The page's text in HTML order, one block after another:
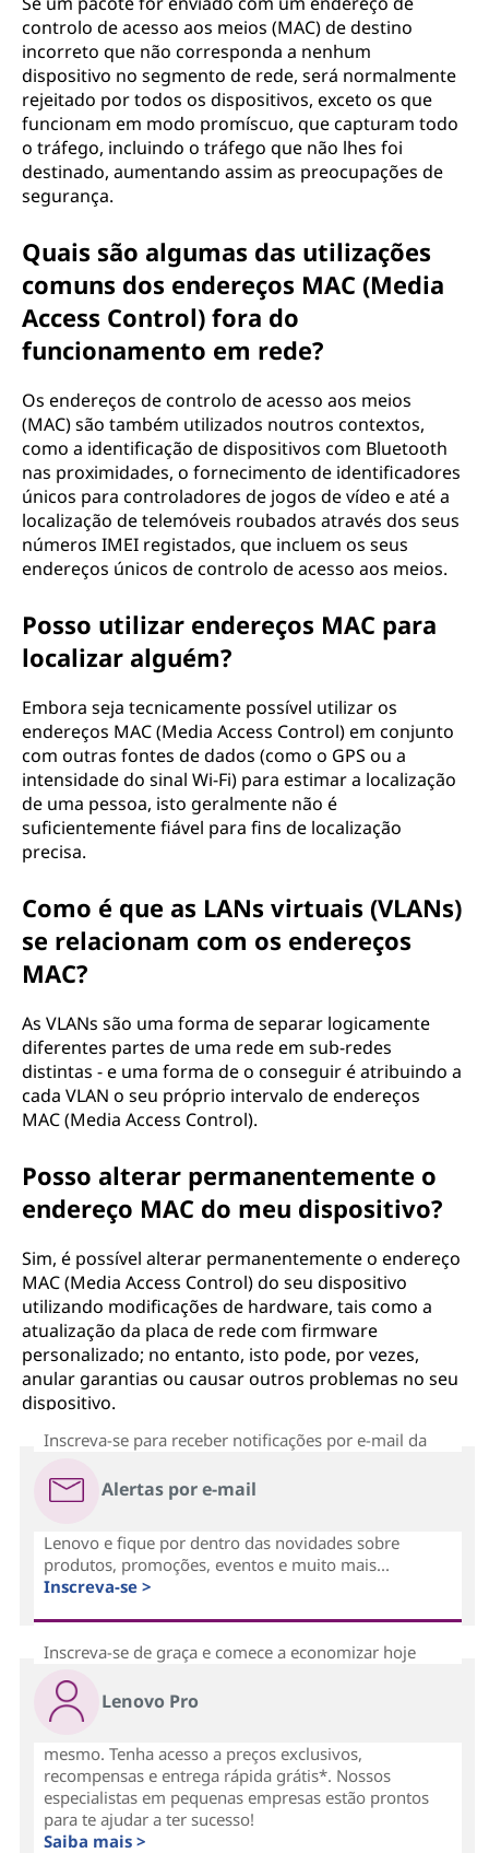
controlo de acesso aos meios (MAC) de destino
incorreto que não corresponda a nenhum
dispositivo no segmento de rede, será normalmente
rejeitado por todos os dispositivos, exceto os que
funcionam em modo promíscuo, que capturam todo
o tráfego, incluindo o tráfego que não lhes foi
destinado, aumentando assim as preocupações de
segurança.
Quais são algumas das utilizações
comuns dos endereços MAC (Media
Access Control) fora do
funcionamento em rede?
Os endereços de controlo de acesso aos meios
(MAC) são também utilizados noutros contextos,
como a identificação de dispositivos com Bluetooth
nas proximidades, o fornecimento de identificadores
únicos para controladores de jogos de vídeo e até a
localização de telemóveis roubados através dos seus
números IMEI registados, que incluem os seus
endereços únicos de controlo de acesso aos meios.
Posso utilizar endereços MAC para
localizar alguém?
Embora seja tecnicamente possível utilizar os
endereços MAC (Media Access Control) em conjunto
com outras fontes de dados (como o GPS ou a
intensidade do sinal Wi-Fi) para estimar a localização
de uma pessoa, isto geralmente não é
suficientemente fiável para fins de localização
precisa.
Como é que as LANs virtuais (VLANs)
se relacionam com os endereços
MAC?
As VLANs são uma forma de separar logicamente
diferentes partes de uma rede em sub-redes
distintas - e uma forma de o conseguir é atribuindo a
cada VLAN o seu próprio intervalo de endereços
MAC (Media Access Control).
Posso alterar permanentemente o
endereço MAC do meu dispositivo?
Sim, é possível alterar permanentemente o endereço
MAC (Media Access Control) do seu dispositivo
utilizando modificações de hardware, tais como a
atualização da placa de rede com firmware
personalizado; no entanto, isto pode, por vezes,
anular garantias ou causar outros problemas no seu
dispositivo.
Alertas por e-mail
Inscreva-se para receber notificações por e-mail da
Lenovo e fique por dentro das novidades sobre
produtos, promoções, eventos e muito mais...
Inscreva-se >
Lenovo Pro
Inscreva-se de graça e comece a economizar hoje
mesmo. Tenha acesso a preços exclusivos,
recompensas e entrega rápida grátis*. Nossos
especialistas em pequenas empresas estão prontos
para te ajudar a ter sucesso!
Saiba mais >